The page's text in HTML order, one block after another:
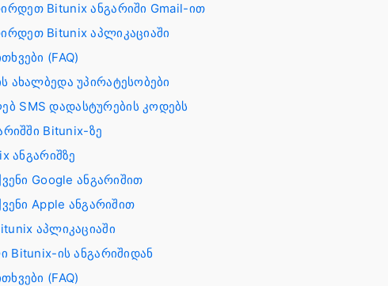
Bitunix ანგარიში Gmail-ით
Bitunix აპლიკაციაში
(FAQ)
ახალბედა უპირატესობები
SMS დადასტურების კოდებს
Bitunix-ზე
ანგარიშზე
Google ანგარიშით
Apple ანგარიშით
აპლიკაციაში
Bitunix-ის ანგარიშიდან
(FAQ)